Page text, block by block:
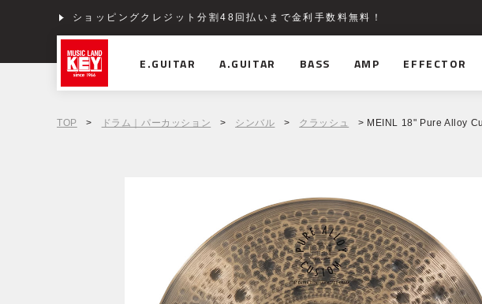
ショッピングクレジット分割48回払いまで金利手数料無料！
E.GUITAR A.GUITAR BASS AMP EFFECTOR
TOP > ドラム｜パーカッション > シンバル > クラッシュ > MEINL 18" Pure Alloy